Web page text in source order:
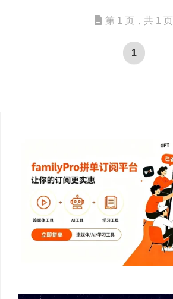
第 1 页，共 1 页
1